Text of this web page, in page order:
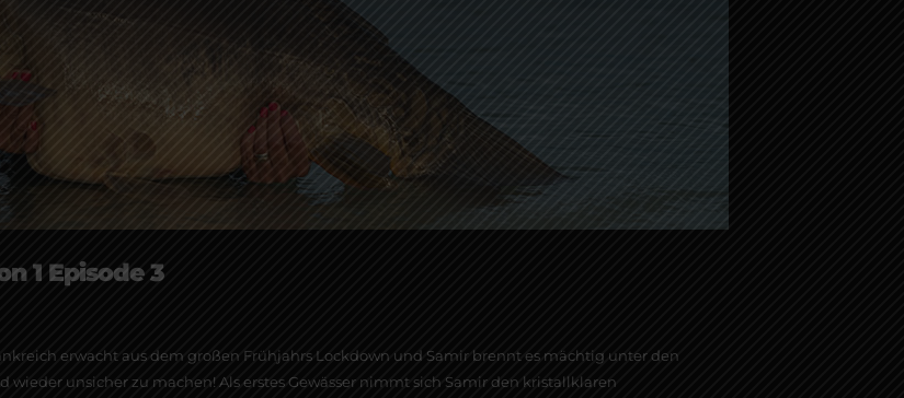
1 Episode 3
erwacht aus dem großen Frühjahrs Lockdown und Samir brennt es mächtig unter den
wieder unsicher zu machen! Als erstes Gewässer nimmt sich Samir den kristallklaren